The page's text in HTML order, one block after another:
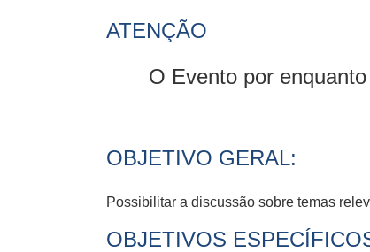
ATENÇÃO
O Evento por
OBJETIVO GERAL:
Possibilitar a discussão sobre temas
OBJETIVOS